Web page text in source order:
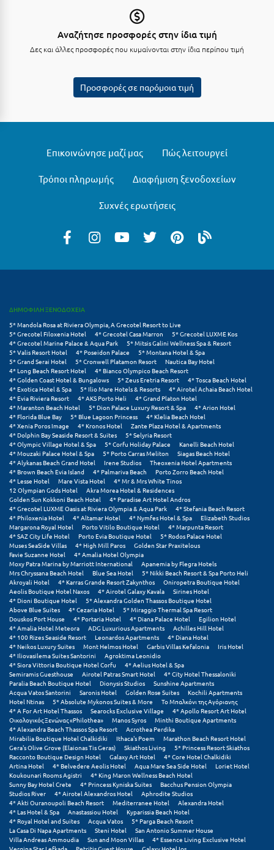
Μυτιλήνη
Νάουσα
Ναυπακτία
Νέοι Πόροι Πιερίας
Ξ
Ο
Ορεινή Αρκαδία
Ορεινή Ναυπακτία
Π
Πάλαιρος
Παξοί
Παραλία Κατερίνης
Παραλία Λιτοχώρου
Παράλιο Άστρος
Πάργα
Παρνασσός
Πάρος
Πάτμος
Πάτρα
Παύλιανη
Πειραιάς
Πελοπόννησος
Πήλιο
Πιερία
Πλαταμώνας
Πλύτρα Λακωνίας
Πόρος
Αναζήτησε προσφορές στην ίδια τιμή
Δες και άλλες προσφορές που κυμαίνονται στην ίδια περίπου τιμή
Προσφορές σε παρόμοια τιμή
Επικοινώνησε μαζί μας Πώς λειτουργεί
Τρόποι πληρωμής Διαφήμιση ξενοδοχείων
Συχνές ερωτήσεις
ΔΗΜΟΦΙΛΗ ΞΕΝΟΔΟΧΕΙΑ
5* Mandola Rosa at Riviera Olympia, A Grecotel Resort to Live
5* Grecotel Filoxenia Hotel
4* Grecotel Casa Marron
5* Grecotel LUXME Kos
4* Grecotel Marine Palace & Aqua Park
5* Mitsis Galini Wellness Spa & Resort
5* Valis Resort Hotel
4* Poseidon Palace
5* Montana Hotel & Spa
5* Grand Serai Hotel
5* Cronwell Platamon Resort
Nautica Bay Hotel
4* Long Beach Resort Hotel
4* Bianco Olympico Beach Resort
4* Golden Coast Hotel & Bungalows
5* Zeus Eretria Resort
4* Tosca Beach Hotel
4* Exotica Hotel & Spa
5* Ilio Mare Hotels & Resorts
4* Airotel Achaia Beach Hotel
4* Evia Riviera Resort
4* AKS Porto Heli
4* Grand Platon Hotel
4* Maranton Beach Hotel
5* Dion Palace Luxury Resort & Spa
4* Arion Hotel
4* Florida Blue Bay
5* Blue Lagoon Princess
4* Klelia Beach Hotel
4* Xenia Poros Image
4* Kronos Hotel
Zante Plaza Hotel & Apartments
4* Dolphin Bay Seaside Resort & Suites
5* Selyria Resort
4* Olympic Village Hotel & Spa
5* Corfu Holiday Palace
Kanelli Beach Hotel
4* Mouzaki Palace Hotel & Spa
5* Porto Carras Meliton
Siagas Beach Hotel
4* Alykanas Beach Grand Hotel
Irene Studios
Theoxenia Hotel Apartments
4* Brown Beach Evia Island
4* Palmariva Beach
Porto Zorro Beach Hotel
4* Lesse Hotel
Mare Vista Hotel
4* Mr & Mrs White Tinos
12 Olympian Gods Hotel
Akra Morea Hotel & Residences
Golden Sun Kokkoni Beach Hotel
4* Paradise Art Hotel Andros
4* Grecotel LUXME Oasis at Riviera Olympia & Aqua Park
4* Stefania Beach Resort
4* Philoxenia Hotel
4* Altamar Hotel 4* Nymfes Hotel & Spa
Elizabeth Studios
Margarona Royal Hotel
Porto Vitilo Boutique Hotel
4* Marpunta Resort
4* SAZ City Life Hotel
Porto Evia Boutique Hotel
5* Rodos Palace Hotel
Muses SeaSide Villas
4* High Mill Paros
Golden Star Praxitelous
Favie Suzanne Hotel
4* Amalia Hotel Olympia
Moxy Patra Marina by Marriott International
Apanemia by Flegra Hotels
Mrs Chryssana Beach Hotel
Blue Sea Hotel
5* Nikki Beach Resort & Spa Porto Heli
Akroyali Hotel
4* Karras Grande Resort Zakynthos
Oniropetra Boutique Hotel
Aeolis Boutique Hotel Naxos
4* Airotel Galaxy Kavala
Sirines Hotel
4* Dioni Boutique Hotel
5* Alexandra Golden Thassos Boutique Hotel
Above Blue Suites
4* Cezaria Hotel
5* Miraggio Thermal Spa Resort
Douskos Port House
4* Portaria Hotel 4* Diana Palace Hotel
Egilion Hotel
4* Amalia Hotel Meteora
ADG Luxurious Apartments
Achilles Hill Hotel
4* 100 Rizes Seaside Resort
Leonardos Apartments
4* Diana Hotel
4* Neikos Luxury Suites
Mont Helmos Hotel Garbis Villas Kefalonia
Iris Hotel
4* Iliovasilema Suites Santorini
Agroktima Leonidio
4* Siora Vittoria Boutique Hotel Corfu
4* Aelius Hotel & Spa
Semiramis Guesthouse
Airotel Patras Smart Hotel
4* City Hotel Thessaloniki
Paralia Beach Boutique Hotel
Dionysis Studios
Sunshine Apartments
Acqua Vatos Santorini
Saronis Hotel Golden Rose Suites
Kochili Apartments
Hotel Ntinas
5* Absolute Mykonos Suites & More
Το Μπαλκόνι της Αγόριανης
4* A For Art Hotel Thassos
Searocks Exclusive Village
4* Apollo Resort Art Hotel
Οικολογικός Ξενώνας «Philothea»
Manos Syros
Minthi Boutique Apartments
4* Alexandra Beach Thassos Spa Resort
Acrothea Perdika
Mirabilia Boutique Hotel Chalkidiki
Ithaca's Poem
Marathon Beach Resort Hotel
Gera's Olive Grove (Elaionas Tis Geras)
Skiathos Living
5* Princess Resort Skiathos
Racconto Boutique Design Hotel
Galaxy Art Hotel
4* Core Hotel Chalkidiki
Artina Hotel
4* Belvedere Aeolis Hotel Aqua Mare Sea Side Hotel
Loriet Hotel
Koukounari Rooms Agistri
4* King Maron Wellness Beach Hotel
Sunny Bay Hotel Crete
4* Princess Kyniska Suites
Bacchus Pension Olympia
Studios River
4* Airotel Alexandros Hotel
Aphrodite Studios
4* Akti Ouranoupoli Beach Resort
Mediterranee Hotel
Alexandra Hotel
4* Las Hotel & Spa
Anastassiou Hotel
Kyparissia Beach Hotel
4* Royal Hotel and Suites
Acqua Vatos
5* Parga Beach Resort
La Casa Di Napa Apartments
Steni Hotel
San Antonio Summer House
Villa Andreas Ammoudia
Sun and Moon Villas
4* Essence Living Exclusive Hotel